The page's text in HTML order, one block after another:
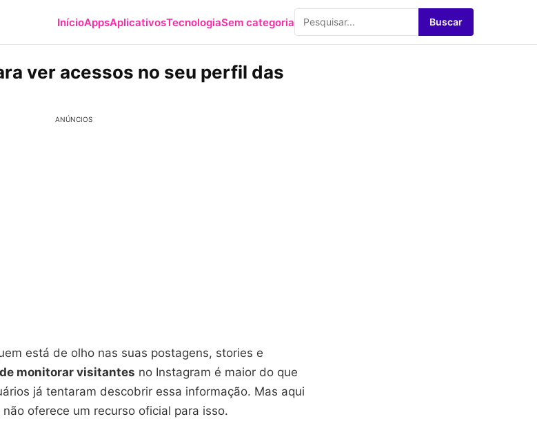
InícioAppsAplicativosTecnologiaSem categoria Buscar
ver acessos no seu perfil das
ANÚNCIOS
está de olho nas suas postagens, stories e
monitorar visitantes no Instagram é maior do que
já tentaram descobrir essa informação. Mas aqui
oferece um recurso oficial para isso.